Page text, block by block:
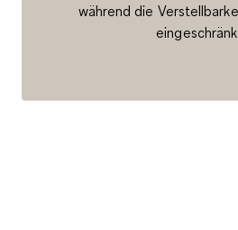
während die